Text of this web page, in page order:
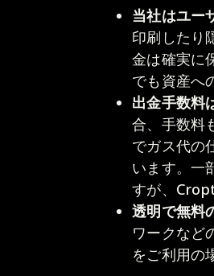
当社はユー
印刷したり
金は確実に
でも資産へ
出金手数料
合、手数料
でガス代の
います。一
すが、
透明で無料
ワークなど
をご利用の